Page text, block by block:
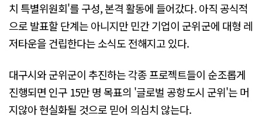
치 특별위원회'를 구성, 본격 활동에 들어갔다. 아직 공식적
으로 발표할 단계는 아니지만 민간 기업이 군위군에 대형 레
저타운을 건립한다는 소식도 전해지고 있다.
대구시와 군위군이 추진하는 각종 프로젝트들이 순조롭게
진행되면 인구 15만 명 목표의 '글로벌 공항도시 군위'는 머
지않아 현실화될 것으로 믿어 의심치 않는다.